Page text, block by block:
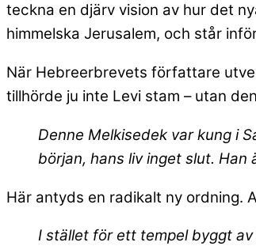
teckna en djärv vision av hur det
himmelska Jerusalem, och står
När Hebreerbrevets författare
tillhörde ju inte Levi stam – utan
Denne Melkisedek var kung i
början, hans liv inget slut. Han
Här antyds en radikalt ny ordning.
I stället för ett tempel byggt